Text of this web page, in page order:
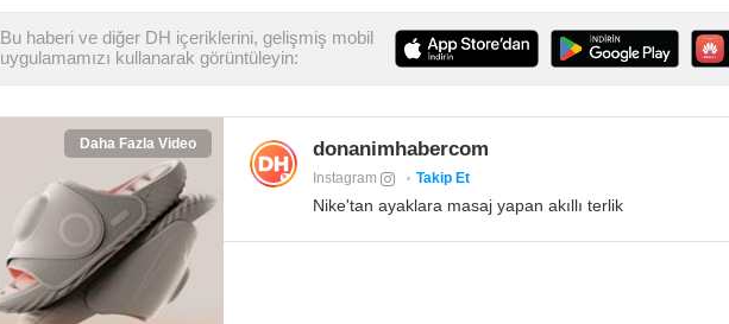
Bu haberi ve diğer DH içeriklerini, gelişmiş mobil
uygulamamızı kullanarak görüntüleyin:
Daha Fazla Video donanimhabercom
Instagram Takip Et
Nike'tan ayaklara masaj yapan akıllı terlik